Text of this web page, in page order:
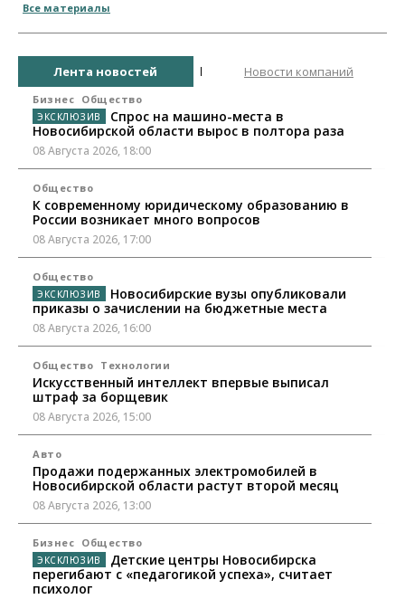
Все материалы
Лента новостей Новости компаний
Бизнес Общество
Спрос на машино-места в
Новосибирской области вырос в полтора раза
08 Августа 2026, 18:00
Общество
К современному юридическому образованию в
России возникает много вопросов
08 Августа 2026, 17:00
Общество
Новосибирские вузы опубликовали
приказы о зачислении на бюджетные места
08 Августа 2026, 16:00
Общество Технологии
Искусственный интеллект впервые выписал
штраф за борщевик
08 Августа 2026, 15:00
Авто
Продажи подержанных электромобилей в
Новосибирской области растут второй месяц
08 Августа 2026, 13:00
Бизнес Общество
Детские центры Новосибирска
перегибают с «педагогикой успеха», считает
психолог